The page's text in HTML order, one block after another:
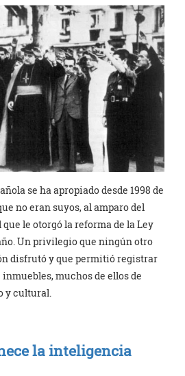
se ha apropiado desde 1998 de
no eran suyos, al amparo del
le otorgó la reforma de la Ley
Un privilegio que ningún otro
disfrutó y que permitió registrar
muchos de ellos de
y cultural.
la inteligencia